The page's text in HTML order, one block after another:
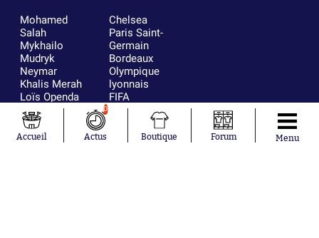
Mohamed
Salah
Mykhailo
Mudryk
Neymar
Khalis Merah
Loïs Openda
Moussa
Niakhaté
Nicolás
Chelsea
Paris Saint-
Germain
Bordeaux
Olympique
lyonnais
FIFA
Real Madrid
RC Strasbourg
AC Milan
Accueil
0
Actus Boutique Forum Menu